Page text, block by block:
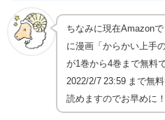
ちなみに現在Amazonで
に漫画「からかい上手
が1巻から4巻まで無料
2022/2/7 23:59 まで無
読めますのでお早めに！